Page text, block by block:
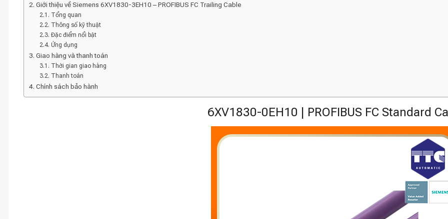
Giới thiệu về Siemens 6XV1830-3EH10 – PROFIBUS FC Trailing Cable
Tổng quan
Thông số kỹ thuật
Đặc điểm nổi bật
Ứng dụng
Giao hàng và thanh toán
Thời gian giao hàng
Thanh toán
Chính sách bảo hành
6XV1830-0EH10 | PROFIBUS FC Standard